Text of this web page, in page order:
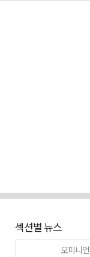
섹션별 뉴스
오피니언